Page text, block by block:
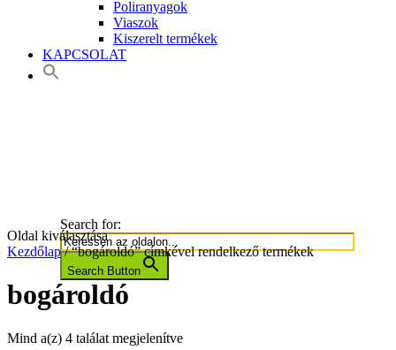
Poliranyagok
Viaszok
Kiszerelt termékek
KAPCSOLAT
Search for:
Search Button
Oldal kiválasztása
Kezdőlap/ “bogároldó” címkével rendelkező termékek
bogároldó
Mind a(z) 4 találat megjelenítve